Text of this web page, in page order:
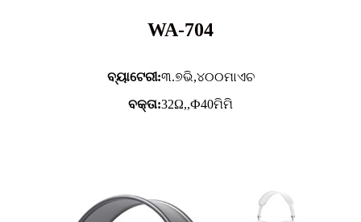
WA-704
ବ୍ୟାଟେରୀ:୩.୭ଭି,୪୦୦ମାଏଚ
ବକ୍ତା:32Ω,,Ф40ମିମି